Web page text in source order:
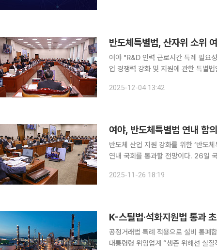
반도체특별법, 산자위 소위
여야 "R&D 인력 근로시간 특례 필요성
업 경쟁력 강화 및 지원에 관한 특별
성을 위해 국가와 지방자치단체가 전
2025-12-04 13:42
반도체 산업 지원 강화를 위한 ‘반도
연내 국회를 통과할 전망이다. 26일 국회 산업통상자원중소벤처기업위원회에 따르면 여야는 특별
점 사안인 '연구·개발(R&D) 인력 주
2025-11-26 18:19
K-스틸법·석화지원법 통과
공정거래법 특례 적용으로 설비 통폐
대통령령 위임업계 “생존 위해선 실질적 대책과 조속한